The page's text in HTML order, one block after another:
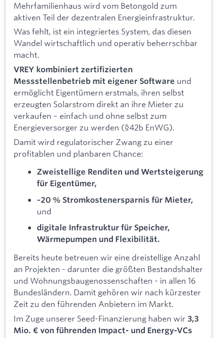
Mehrfamilienhaus wird vom Betongold zum
aktiven Teil der dezentralen Energieinfrastruktur.
Was fehlt, ist ein integriertes System, das diesen
Wandel wirtschaftlich und operativ beherrschbar
macht.
VREY kombiniert zertifizierten
Messstellenbetrieb mit eigener Software und
ermöglicht Eigentümern erstmals, ihren selbst
erzeugten Solarstrom direkt an ihre Mieter zu
verkaufen – einfach und ohne selbst zum
Energieversorger zu werden (§42b EnWG).
Damit wird regulatorischer Zwang zu einer
profitablen und planbaren Chance:
Zweistellige Renditen und Wertsteigerung
für Eigentümer,
~20 % Stromkostenersparnis für Mieter,
und
digitale Infrastruktur für Speicher,
Wärmepumpen und Flexibilität.
Bereits heute betreuen wir eine dreistellige Anzahl
an Projekten - darunter die größten Bestandshalter
und Wohnungsbaugenossenschaften - in allen 16
Bundesländern. Damit gehören wir nach kürzester
Zeit zu den führenden Anbietern im Markt.
Im Zuge unserer Seed-Finanzierung haben wir 3,3
Mio. € von führenden Impact- und Energy-VCs